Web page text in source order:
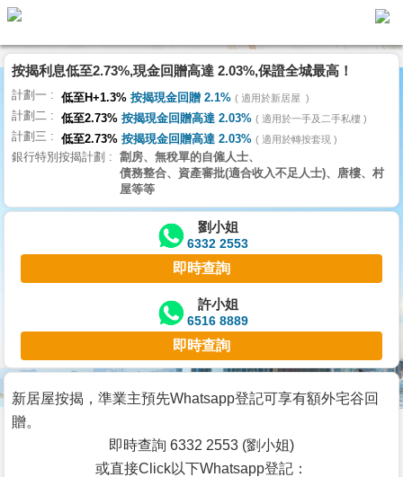
代
理
主
頁
搵
樓/
交
業
主
宅
谷
按
按揭利息低至2.73%,現金回贈高達 2.03%,保證全城最高！
計劃一 低至H+1.3% 按揭現金回贈 2.1% 適用於新居屋
計劃二 低至2.73% 按揭現金回贈高達 2.03% 適用於一手及二手私樓
計劃三 低至2.73% 按揭現金回贈高達 2.03% 適用於轉按套現
銀行特別按揭計劃
劏房、無稅單的自僱人士、
債務整合、資產審批(適合收入不足人士)、唐樓、村
屋等等
劉小姐
6332 2553
即時查詢
許小姐
6516 8889
即時查詢
新居屋按揭，準業主預先Whatsapp登記可享有額外宅谷回
贈。
即時查詢 6332 2553 (劉小姐)
或直接Click以下Whatsapp登記：